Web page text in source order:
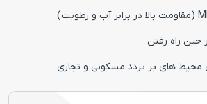
حین راه رفتن
محیط های پر تردد مسکونی و تجاری